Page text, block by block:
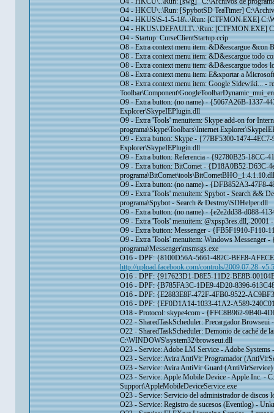
O4 - HKCU\..\Run: [SpybotSD TeaTimer]
O4 - HKUS\S-1-5-18\..\Run: [CTFMON.EXE]
O4 - HKUS\.DEFAULT\..\Run: [CTFMON.EXE]
O4 - Startup: CurseClientStartup.ccip
O8 - Extra context menu item: &D&escargue &con
O8 - Extra context menu item: &D&escargue todo
O8 - Extra context menu item: &D&escargue todos
O8 - Extra context menu item: E&xportar a
O8 - Extra context menu item: Google Sidewiki... -
O9 - Extra button: (no name) - {5067A26B-1337-
Explorer\SkypeIEPlugin.dll
O9 - Extra 'Tools' menuitem: Skype add-on for
programa\Skype\Toolbars\Internet
O9 - Extra button: Skype - {77BF5300-1474-
Explorer\SkypeIEPlugin.dll
O9 - Extra button: Referencia - {92780B25-
O9 - Extra button: BitComet - {D18A0B52-D63C-
O9 - Extra button: (no name) - {DFB852A3-47F8-
O9 - Extra 'Tools' menuitem: Spybot - Search &&
programa\Spybot - Search & Destroy\SDHelper.dll
O9 - Extra button: (no name) - {e2e2dd38-d088-
O9 - Extra 'Tools' menuitem: @xpsp3res.dll,-
O9 - Extra button: Messenger - {FB5F1910-F110-
O9 - Extra 'Tools' menuitem: Windows
programa\Messenger\msmsgs.exe
O16 - DPF: {8100D56A-5661-482C-BEE8-
http://upload.facebook.com/controls/
O16 - DPF: {917623D1-D8E5-11D2-BE8B-
O16 - DPF: {B785FA3C-1DE9-4D20-8396-
O16 - DPF: {E2883E8F-472F-4FB0-9522-
O16 - DPF: {EF0D1A14-1033-41A2-A589-
O18 - Protocol: skype4com - {FFC8B962-9B40-
O22 - SharedTaskScheduler: Precargador
O22 - SharedTaskScheduler: Demonio de caché
C:\WINDOWS\system32\browseui.dll
O23 - Service: Adobe LM Service - Adobe
O23 - Service: Avira AntiVir Programador
O23 - Service: Avira AntiVir Guard
O23 - Service: Apple Mobile Device - Apple Inc. -
Support\AppleMobileDeviceService.exe
O23 - Service: Servicio del administrador de
O23 - Service: Registro de sucesos (Eventlog) -